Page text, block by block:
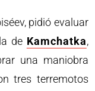
pidió evaluar
de Kamchatka,
una maniobra
tres terremotos